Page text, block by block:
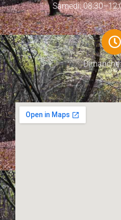
Samedi: